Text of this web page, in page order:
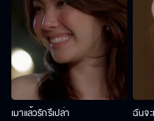
เมาแล้วรักรึเปล่า ฉันจ